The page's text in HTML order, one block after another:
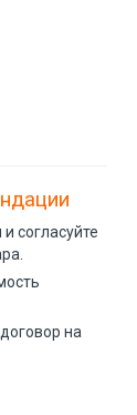
согласуйте
на